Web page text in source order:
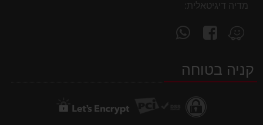
מדיה דיגיטאלית:
מצא
אותנו
Waze
עקוב
אחרינו
facebookקניה בטוחה